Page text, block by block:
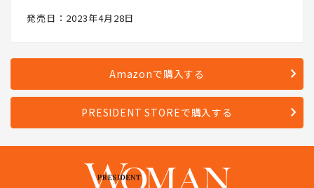
発売日：2023年4月28日
Amazonで購入する
PRESIDENT STOREで購入する